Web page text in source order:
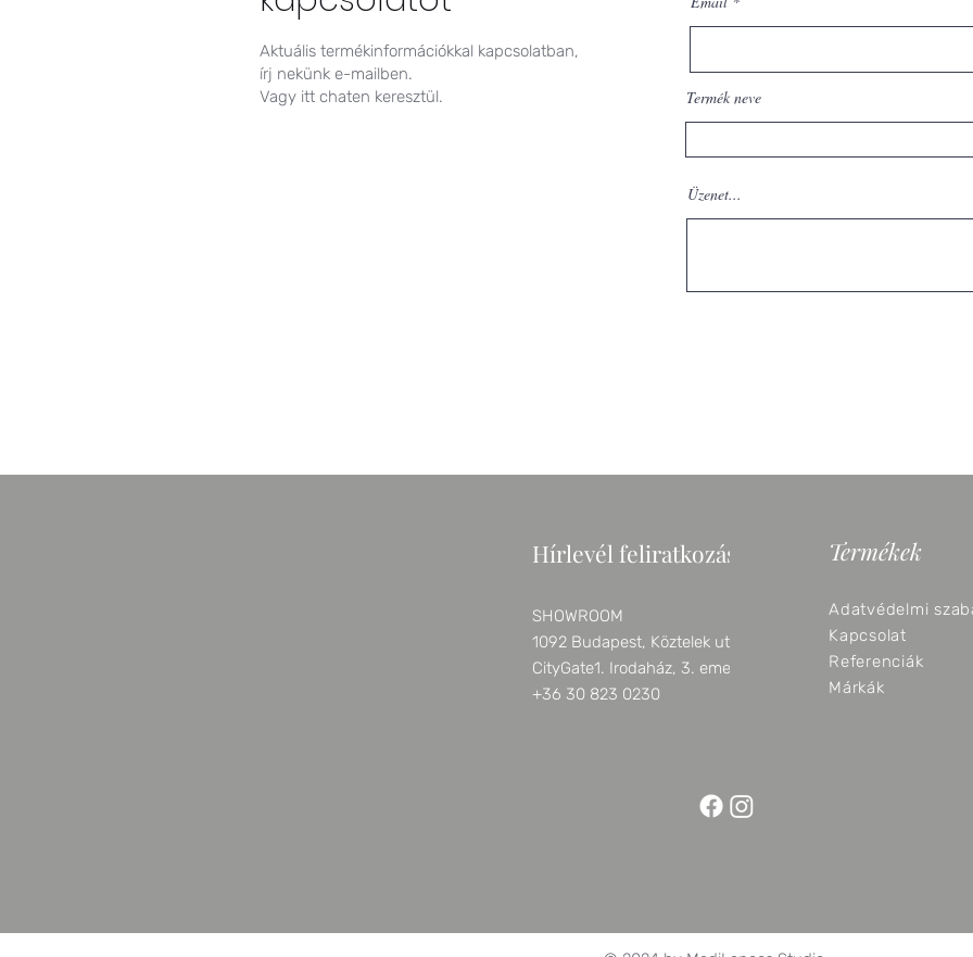
Aktuális termékinformációkkal kapcsolatban,
írj nekünk e-mailben.
Vagy itt chaten keresztül.
Termék neve
Üzenet...
Hírlevél feliratkozás
SHOWROOM
1092 Budapest, Köztelek utca 6.
CityGate1. Irodaház, 3. emelet
+36 30 823 0230
Termékek
Adatvédelmi
Kapcsolat
Referenciák
Márkák